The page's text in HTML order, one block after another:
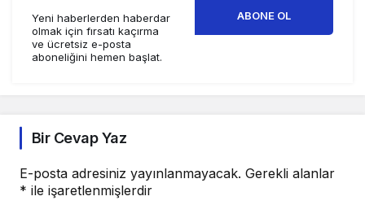
Yeni haberlerden haberdar
olmak için fırsatı kaçırma
ve ücretsiz e-posta
aboneliğini hemen başlat.
ABONE OL
Bir Cevap Yaz
E-posta adresiniz yayınlanmayacak. Gerekli alanlar
* ile işaretlenmişlerdir